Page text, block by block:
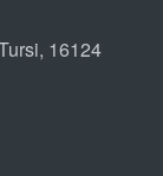
16124